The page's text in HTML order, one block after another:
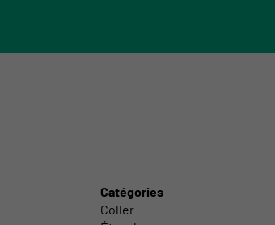
Catégories
Coller